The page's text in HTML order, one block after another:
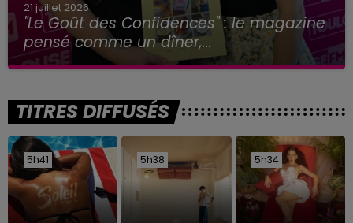
21 juillet 2026
"Le Goût des Confidences" : le magazine
pensé comme un dîner,...
TITRES DIFFUSÉS
5h41
5h41 5h38
5h38 5h34
5h34